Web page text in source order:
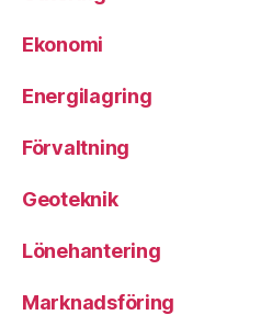
Ekonomi
Energilagring
Förvaltning
Geoteknik
Lönehantering
Marknadsföring